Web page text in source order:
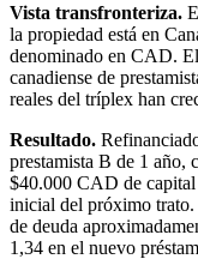
Vista transfronteriza.
la propiedad está en
denominado en CAD.
canadiense de
reales del tríplex han
Resultado.
prestamista B de 1 año,
$40.000 CAD de capital
inicial del próximo
de deuda
1,34 en el nuevo